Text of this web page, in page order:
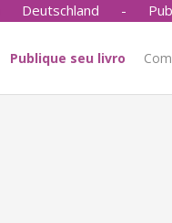
Deutschland -
Publique seu livro